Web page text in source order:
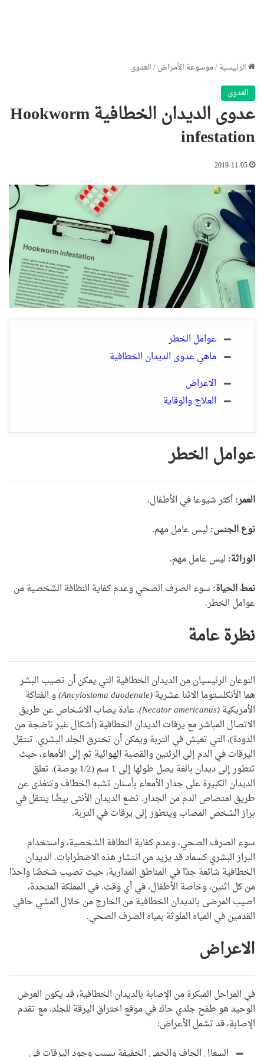
الرئيسية/موسوعة الأمراض/العدوى
العدوى
عدوى الديدان الخطافية Hookworm
infestation
2019-11-05
عوامل الخطر
ماهي عدوى الديدان الخطافية
الاعراض
العلاج والوقاية
عوامل الخطر
العمر:أكثر شيوعا في الأطفال.
نوع الجنس: ليس عامل مهم.
الوراثة: ليس عامل مهم.
نمط الحياة: سوء الصرف الصحي وعدم كفاية النظافة الشخصية من
عوامل الخطر.
نظرة عامة
النوعان الرئيسيان من الديدان الخطافية التي يمكن أن تصيب البشر
هما الأنكلستوما الاثنا عشرية(Ancylostoma duodenale)
و الفتاكة
الأمريكية(Necator americanus)
. عادة يصاب الاشخاص عن طريق
الاتصال المباشر مع يرقات الديدان الخطافية (أشكال غير ناضجة من
الدودة)، التي تعيش في التربة ويمكن أن تخترق الجلد البشري. تنتقل
اليرقات في الدم إلى الرئتين والقصبة الهوائية ثم إلى الأمعاء، حيث
تتطور إلى ديدان بالغة يصل طولها إلى 1 سم (1/2 بوصة). تعلق
الديدان الكبيرة على جدار الأمعاء بأسنان تشبه الخطاف وتتغذى عن
طريق امتصاص الدم من الجدار. تضع الديدان الأنثى بيضًا ينتقل في
براز الشخص المصاب ويتطور إلى يرقات في التربة.
سوء الصرف الصحي، وعدم كفاية النظافة الشخصية، واستخدام
البراز البشري كسماد قد يزيد من انتشار هذه الاضطرابات. الديدان
الخطافية شائعة جدًا في المناطق المدارية، حيث تصيب شخصًا واحدًا
من كل اثنين، وخاصة الأطفال، في أي وقت. في المملكة المتحدة،
اصيب المرضى بالديدان الخطافية من الخارج من خلال المشي حافي
القدمين في المياه الملوثة بمياه الصرف الصحي.
الاعراض
في المراحل المبكرة من الإصابة بالديدان الخطافية، قد يكون العرض
الوحيد هو طفح جلدي حاك في موقع اختراق اليرقة للجلد. مع تقدم
الإصابة، قد تشمل الأعراض: